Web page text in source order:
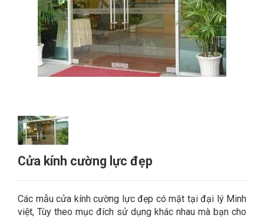
Cửa kính cường lực đẹp
Các mẫu cửa kính cường lực đẹp có mặt tại đại lý Minh
việt, Tùy theo mục đích sử dụng khác nhau mà bạn cho